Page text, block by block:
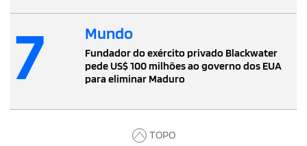
7 Mundo
Fundador do exército privado Blackwater
pede US$ 100 milhões ao governo dos EUA
para eliminar Maduro
TOPO